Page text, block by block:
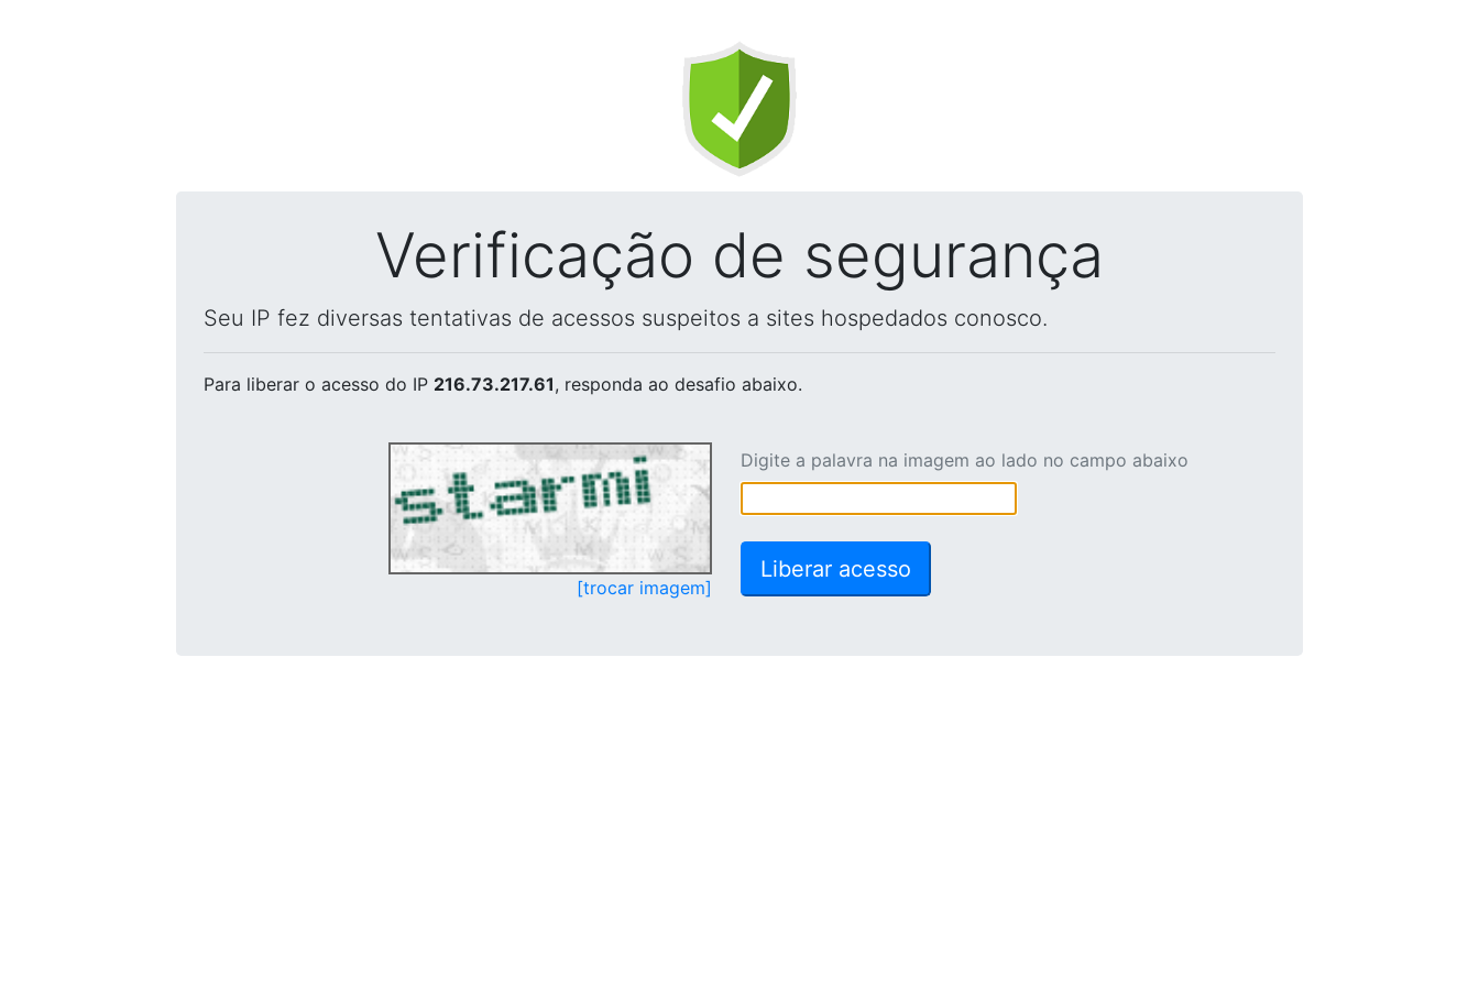
Verificação de segurança
Seu IP fez diversas tentativas de acessos suspeitos a sites hospedados conosco.
Para liberar o acesso do IP 216.73.217.61, responda ao desafio abaixo.
[trocar imagem]
Digite a palavra na imagem ao lado no campo abaixo